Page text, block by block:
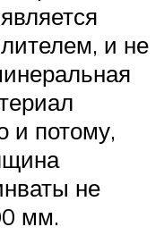
и не
и потому,
не
мм.